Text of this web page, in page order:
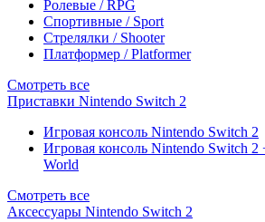
Ролевые / RPG
Спортивные / Sport
Стрелялки / Shooter
Платформер / Platformer
Смотреть все
Приставки Nintendo Switch 2
Игровая консоль Nintendo Switch 2
Игровая консоль Nintendo Switch 2
World
Смотреть все
Аксессуары Nintendo Switch 2